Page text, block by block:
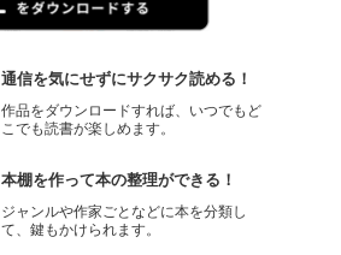
通信を気にせずにサクサク読める！
作品をダウンロードすれば、いつでもど
こでも読書が楽しめます。
本棚を作って本の整理ができる！
ジャンルや作家ごとなどに本を分類し
て、鍵もかけられます。